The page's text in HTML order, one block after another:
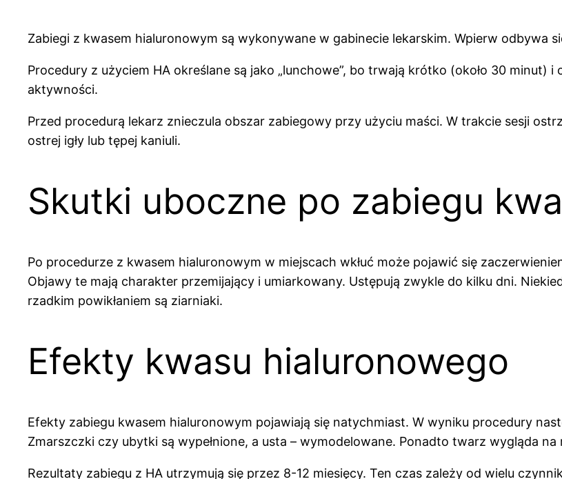
Zabiegi z kwasem hialuronowym są wykonywane w gabinecie lekarskim. Wpierw odbywa
Procedury z użyciem HA określane są jako „lunchowe”, bo trwają krótko (około 30 minut)
aktywności.
Przed procedurą lekarz znieczula obszar zabiegowy przy użyciu maści. W trakcie sesji
ostrej igły lub tępej kaniuli.
Skutki uboczne po zabiegu
Po procedurze z kwasem hialuronowym w miejscach wkłuć może pojawić się
Objawy te mają charakter przemijający i umiarkowany. Ustępują zwykle do kilku dni.
rzadkim powikłaniem są ziarniaki.
Efekty kwasu hialuronowego
Efekty zabiegu kwasem hialuronowym pojawiają się natychmiast. W wyniku procedury
Zmarszczki czy ubytki są wypełnione, a usta – wymodelowane. Ponadto twarz wygląda na
Rezultaty zabiegu z HA utrzymują się przez 8-12 miesięcy. Ten czas zależy od wielu